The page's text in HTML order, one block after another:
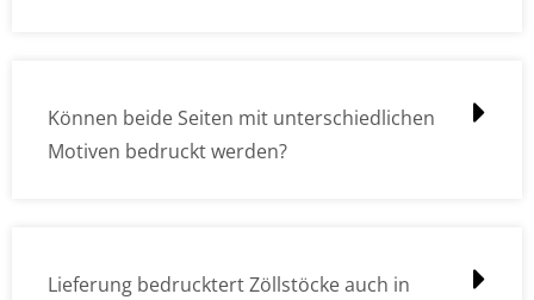
Können beide Seiten mit unterschiedlichen
Motiven bedruckt werden?
Lieferung bedrucktert Zöllstöcke auch in